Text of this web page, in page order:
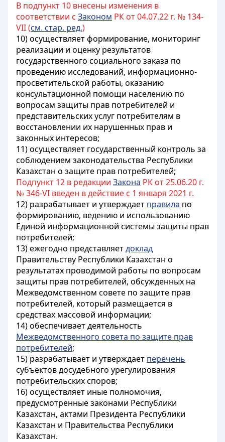
В подпункт 10 внесены изменения в
соответствии с Законом РК от 04.07.22 г. № 134-
VII (см. стар. ред.)
10) осуществляет формирование, мониторинг
реализации и оценку результатов
государственного социального заказа по
проведению исследований, информационно-
просветительской работы, оказанию
консультационной помощи населению по
вопросам защиты прав потребителей и
представительских услуг потребителям в
восстановлении их нарушенных прав и
законных интересов;
11) осуществляет государственный контроль за
соблюдением законодательства Республики
Казахстан о защите прав потребителей;
Подпункт 12 в редакции Закона РК от 25.06.20 г.
№ 346-VI введен в действие с 1 января 2021 г.
12) разрабатывает и утверждает правила по
формированию, ведению и использованию
Единой информационной системы защиты прав
потребителей;
13) ежегодно представляетдоклад
Правительству Республики Казахстан о
результатах проводимой работы по вопросам
защиты прав потребителей, обсужденных на
Межведомственном совете по защите прав
потребителей, который размещается в
средствах массовой информации;
14) обеспечивает деятельность
Межведомственного совета по защите прав
потребителей;
15) разрабатывает и утверждает перечень
субъектов досудебного урегулирования
потребительских споров;
16) осуществляет иные полномочия,
предусмотренные законами Республики
Казахстан, актами Президента Республики
Казахстан и Правительства Республики
Казахстан.